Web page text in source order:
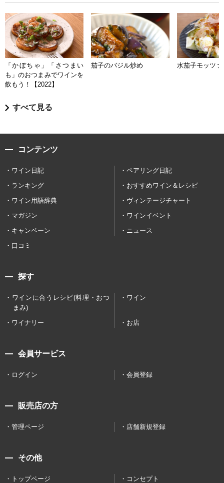
「かぼちゃ」「さつまい
も」のおつまみでワインを
飲もう！【2022】
茄子のバジル炒め 水茄子モッツァ
すべて見る
コンテンツ
ワイン日記
ペアリング日記
ランキング
おすすめワイン＆レシピ
ワイン用語辞典
ヴィンテージチャート
マガジン
ワインイベント
キャンペーン
ニュース
口コミ
探す
ワインに合うレシピ(料理・おつ
まみ)
ワイン
ワイナリー お店
会員サービス
ログイン 会員登録
販売店の方
管理ページ 店舗新規登録
その他
トップページ コンセプト